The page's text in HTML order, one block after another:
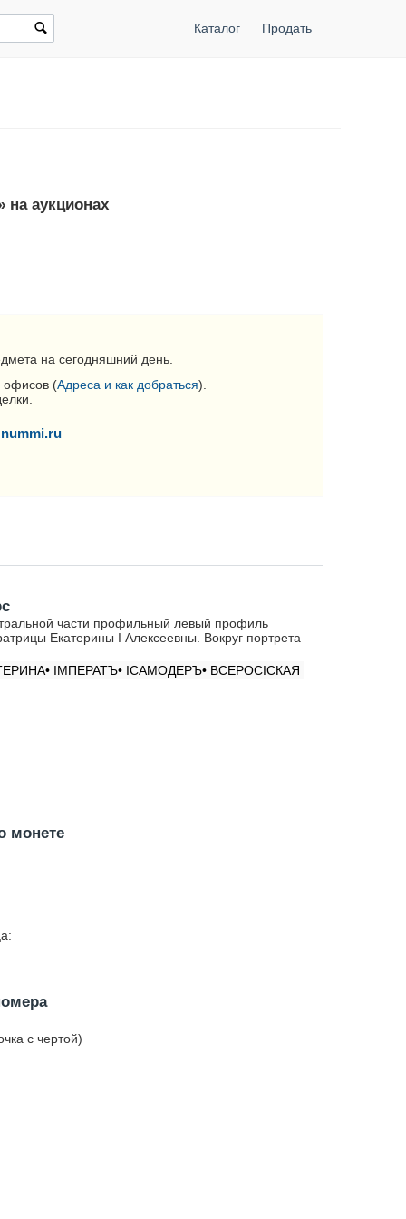
Каталог Продать
на аукционах
на сегодняшний день.
офисов (Адреса и как добраться).
части профильный левый профиль
Екатерины I Алексеевны. Вокруг портрета
IМПЕРАТЪ• IСАМОДЕРЪ• ВСЕРОСIСКАЯ
монете
с чертой)